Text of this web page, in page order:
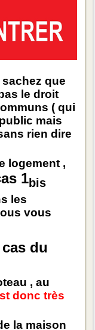
que
le droit
( qui
mais
rien dire
logement ,
1bis
les
vous
du
, au
donc très
la maison